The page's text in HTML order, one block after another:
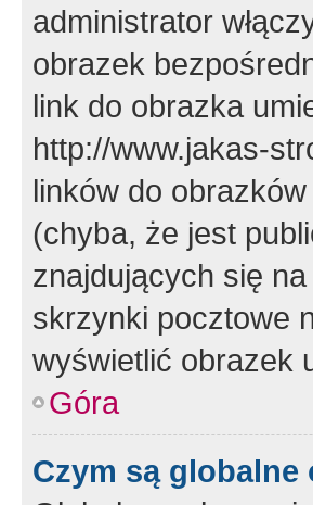
administrator
obrazek
link do obrazka
http://www.jakas-
linków do
(chyba, że jest
znajdujących się
skrzynki pocztowe
wyświetlić obrazek
Góra
Czym są globalne